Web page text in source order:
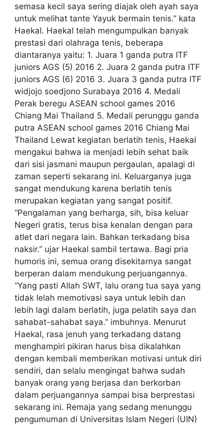
semasa kecil saya sering diajak oleh ayah saya
untuk melihat tante Yayuk bermain tenis.” kata
Haekal. Haekal telah mengumpulkan banyak
prestasi dari olahraga tenis, beberapa
diantaranya yaitu: 1. Juara 1 ganda putra ITF
juniors AGS (5) 2016 2. Juara 2 ganda putra ITF
juniors AGS (6) 2016 3. Juara 3 ganda putra ITF
widjojo soedjono Surabaya 2016 4. Medali
Perak beregu ASEAN school games 2016
Chiang Mai Thailand 5. Medali perunggu ganda
putra ASEAN school games 2016 Chiang Mai
Thailand Lewat kegiatan berlatih tenis, Haekal
mengakui bahwa ia menjadi lebih sehat baik
dari sisi jasmani maupun pergaulan, apalagi di
zaman seperti sekarang ini. Keluarganya juga
sangat mendukung karena berlatih tenis
merupakan kegiatan yang sangat positif.
“Pengalaman yang berharga, sih, bisa keluar
Negeri gratis, terus bisa kenalan dengan para
atlet dari negara lain. Bahkan terkadang bisa
naksir.” ujar Haekal sambil tertawa. Bagi pria
humoris ini, semua orang disekitarnya sangat
berperan dalam mendukung perjuangannya.
“Yang pasti Allah SWT, lalu orang tua saya yang
tidak lelah memotivasi saya untuk lebih dan
lebih lagi dalam berlatih, juga pelatih saya dan
sahabat-sahabat saya.” imbuhnya. Menurut
Haekal, rasa jenuh yang terkadang datang
menghampiri pikiran harus bisa dikalahkan
dengan kembali memberikan motivasi untuk diri
sendiri, dan selalu mengingat bahwa sudah
banyak orang yang berjasa dan berkorban
dalam perjuangannya sampai bisa berprestasi
sekarang ini. Remaja yang sedang menunggu
pengumuman di Universitas Islam Negeri (UIN)